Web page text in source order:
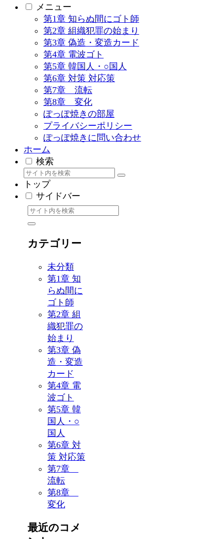
メニュー
第1章 知らぬ間にゴト師
第2章 組織犯罪の始まり
第3章 偽造・変造カード
第4章 電波ゴト
第5章 韓国人・○国人
第6章 対策 対応策
第7章 流転
第8章 変化
ぽっぽ焼きの部屋
プライバシーポリシー
ぽっぽ焼きに問い合わせ
ホーム
検索
トップ
サイドバー
カテゴリー
未分類
第1章 知
らぬ間に
ゴト師
第2章 組
織犯罪の
始まり
第3章 偽
造・変造
カード
第4章 電
波ゴト
第5章 韓
国人・○
国人
第6章 対
策 対応策
第7章
流転
第8章
変化
最近のコメ